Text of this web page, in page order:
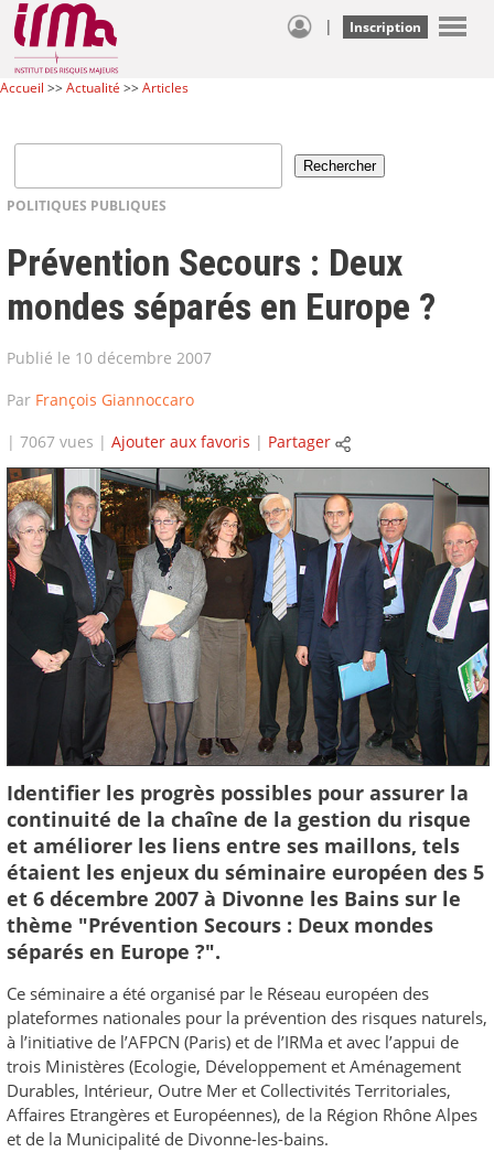
| Inscription
Accueil >>Actualité >>Articles
POLITIQUES PUBLIQUES
Prévention Secours : Deux
mondes séparés en Europe ?
Publié le 10 décembre 2007
Par François Giannoccaro
| 7067 vues | Ajouter aux favoris | Partager
Identifier les progrès possibles pour assurer la
continuité de la chaîne de la gestion du risque
et améliorer les liens entre ses maillons, tels
étaient les enjeux du séminaire européen des 5
et 6 décembre 2007 à Divonne les Bains sur le
thème "Prévention Secours : Deux mondes
séparés en Europe ?".
Ce séminaire a été organisé par le Réseau européen des
plateformes nationales pour la prévention des risques naturels,
à l’initiative de l’AFPCN (Paris) et de l’IRMa et avec l’appui de
trois Ministères (Ecologie, Développement et Aménagement
Durables, Intérieur, Outre Mer et Collectivités Territoriales,
Affaires Etrangères et Européennes), de la Région Rhône Alpes
et de la Municipalité de Divonne-les-bains.